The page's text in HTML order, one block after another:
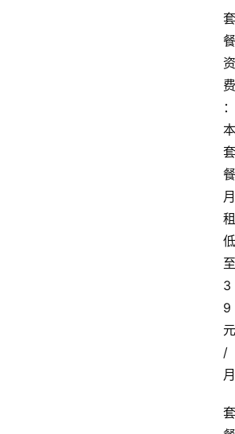
套
餐
资
费
：
本
套
餐
月
租
低
至
3
9
元
/
月
套